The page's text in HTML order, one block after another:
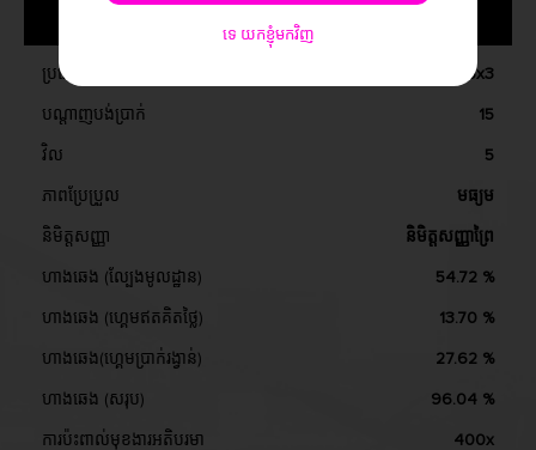
អំពីហ្គេម
ប្រភេទរន្ធ 5x3
បណ្តាញបង់ប្រាក់ 15
វិល 5
ភាពប្រែប្រួល មធ្យម
និមិត្តសញ្ញា និមិត្តសញ្ញាព្រៃ
ហាងឆេង (ល្បែងមូលដ្ឋាន) 54.72 %
ហាងឆេង (ហ្គេមឥតគិតថ្លៃ) 13.70 %
ហាងឆេង(ហ្គេមប្រាក់រង្វាន់) 27.62 %
ហាងឆេង (សរុប) 96.04 %
ការប៉ះពាល់មុខងារអតិបរមា 400x
ទេ យកខ្ញុំមកវិញ